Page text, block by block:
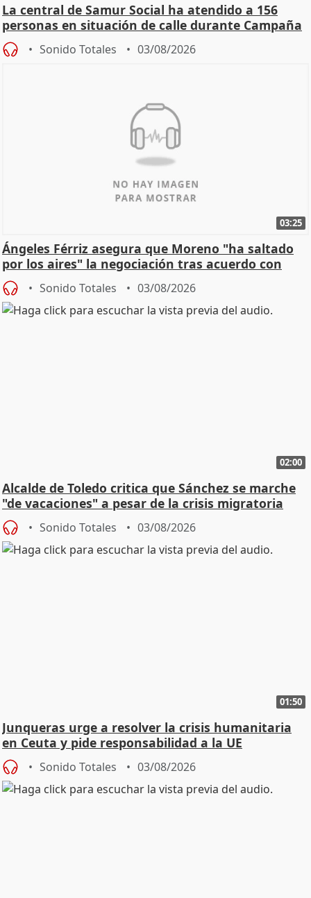
La central de Samur Social ha atendido a 156
personas en situación de calle durante Campaña
de Calor
Sonido Totales 03/08/2026
03:25
Ángeles Férriz asegura que Moreno "ha saltado
por los aires" la negociación tras acuerdo con
SMA
Sonido Totales 03/08/2026
02:00
Alcalde de Toledo critica que Sánchez se marche
"de vacaciones" a pesar de la crisis migratoria
Sonido Totales 03/08/2026
01:50
Junqueras urge a resolver la crisis humanitaria
en Ceuta y pide responsabilidad a la UE
Sonido Totales 03/08/2026